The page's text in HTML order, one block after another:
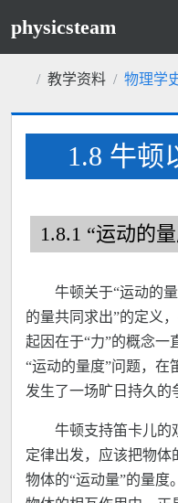
physicsteam
教学资料 物理学
1.8 牛顿
1.8.1 “运动的
牛顿关于“运动的
的量共同求出”的定义
起因在于“力”的概念
“运动的量度”问题，在
发生了一场旷日持久的
牛顿支持笛卡儿的
定律出发，应该把物体
物体的“运动量”的量度